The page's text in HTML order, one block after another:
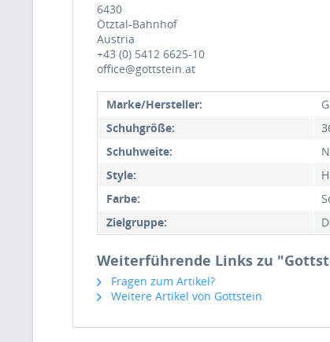
6430
Ötztal-Bahnhof
Austria
+43 (0) 5412 6625-10
office@gottstein.at
Marke/Hersteller:
Schuhgröße:
Schuhweite:
Style:
Farbe:
Zielgruppe:
Weiterführende Links zu
Fragen zum Artikel?
Weitere Artikel von Gottstein